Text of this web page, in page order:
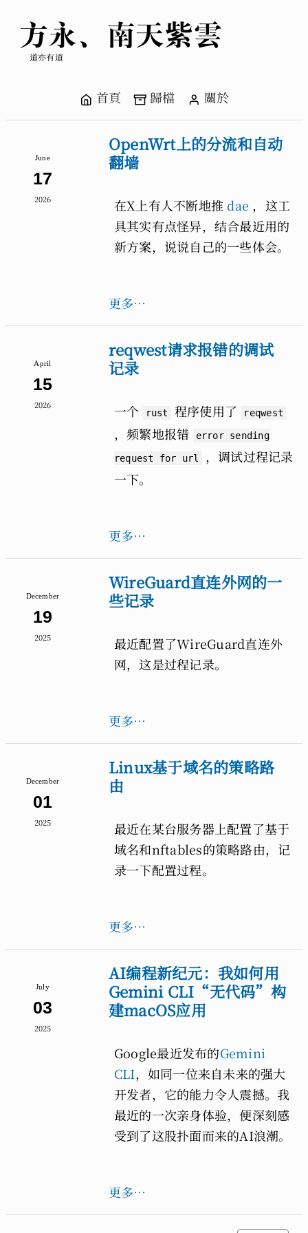
方永、南天紫雲
道亦有道
首頁 歸檔 關於
June
17
2026
OpenWrt上的分流和自动
翻墙
在X上有人不断地推dae ，这工
具其实有点怪异，结合最近用的
新方案，说说自己的一些体会。
更多…
April
15
2026
reqwest请求报错的调试
记录
一个 rust 程序使用了 reqwest
，频繁地报错 error sending
request for url
，调试过程记录
一下。
更多…
December
19
2025
WireGuard直连外网的一
些记录
最近配置了WireGuard直连外
网，这是过程记录。
更多…
December
01
2025
Linux基于域名的策略路
由
最近在某台服务器上配置了基于
域名和nftables的策略路由，记
录一下配置过程。
更多…
July
03
2025
AI编程新纪元：我如何用
Gemini CLI“无代码”构
建macOS应用
Google最近发布的Gemini
CLI，如同一位来自未来的强大
开发者，它的能力令人震撼。我
最近的一次亲身体验，便深刻感
受到了这股扑面而来的AI浪潮。
更多…